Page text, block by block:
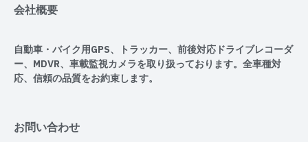
会社概要
自動車・バイク用GPS、トラッカー、前後対応ドライブレコーダ
ー、MDVR、車載監視カメラを取り扱っております。全車種対
応、信頼の品質をお約束します。
お問い合わせ